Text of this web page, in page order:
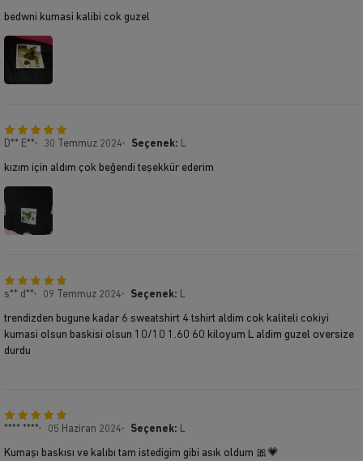
bedwni kumasi kalibi cok guzel
D** E** 30 Temmuz 2024 Seçenek: L
kızım için aldım çok beğendi teşekkür ederim
s** d** 09 Temmuz 2024 Seçenek: L
trendizden bugune kadar 6 sweatshirt 4 tshirt aldim cok kaliteli cokiyi
kumasi olsun baskisi olsun 10/10 1.60 60 kiloyum L aldim guzel oversize
durdu
**** **** 05 Haziran 2024 Seçenek: L
Kumaşı baskısı ve kalıbı tam istedigim gibi asık oldum 🎀💗